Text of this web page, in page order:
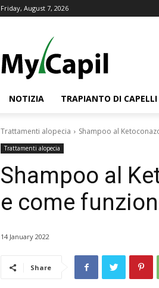
Friday, August 7, 2026
NOTIZIA TRAPIANTO DI CAPELLI
Trattamenti alopecia Shampoo al
Trattamenti alopecia
Shampoo al
e come
14 January 2022
Share